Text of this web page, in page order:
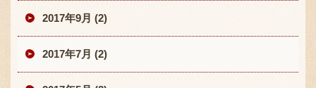
2017年9月 (2)
2017年7月 (2)